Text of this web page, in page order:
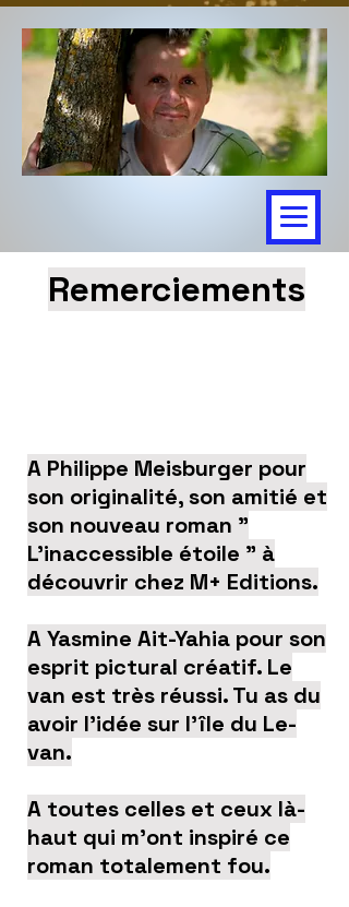
Remerciements
A Philippe Meisburger pour
son originalité, son amitié et
son nouveau roman "
L'inaccessible étoile " à
découvrir chez M+ Editions.
A Yasmine Ait-Yahia pour son
esprit pictural créatif. Le
van est très réussi. Tu as du
avoir l’idée sur l’île du Le-
van.
A toutes celles et ceux là-
haut qui m’ont inspiré ce
roman totalement fou.